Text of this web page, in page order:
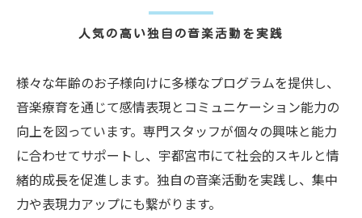
人気の高い独自の音楽活動を実践
様々な年齢のお子様向けに多様なプログラムを提供し、
音楽療育を通じて感情表現とコミュニケーション能力の
向上を図っています。専門スタッフが個々の興味と能力
に合わせてサポートし、宇都宮市にて社会的スキルと情
緒的成長を促進します。独自の音楽活動を実践し、集中
力や表現力アップにも繋がります。